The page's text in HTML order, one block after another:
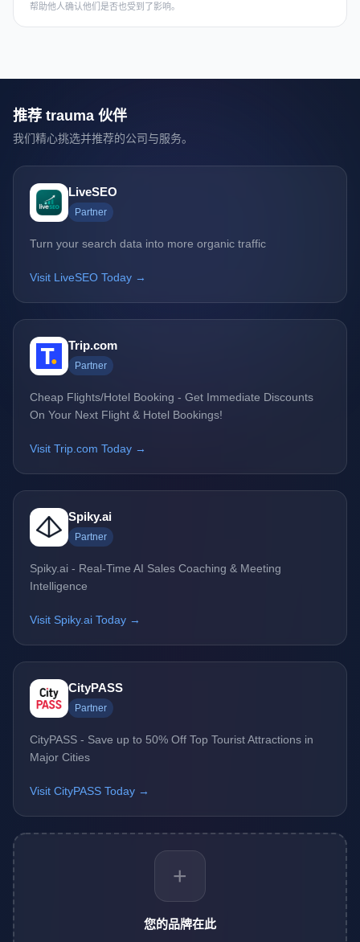
帮助他人确认他们是否也受到了影响。
推荐 trauma 伙伴
我们精心挑选并推荐的公司与服务。
LiveSEO
Partner
Turn your search data into more organic traffic
Visit LiveSEO Today →
Trip.com
Partner
Cheap Flights/Hotel Booking - Get Immediate Discounts
On Your Next Flight & Hotel Bookings!
Visit Trip.com Today →
Spiky.ai
Partner
Spiky.ai - Real-Time AI Sales Coaching & Meeting
Intelligence
Visit Spiky.ai Today →
CityPASS
Partner
CityPASS - Save up to 50% Off Top Tourist Attractions in
Major Cities
Visit CityPASS Today →
+
您的品牌在此